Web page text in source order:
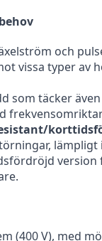
och
vissa typer av
som täcker
lämpligt
version
(400 V), med